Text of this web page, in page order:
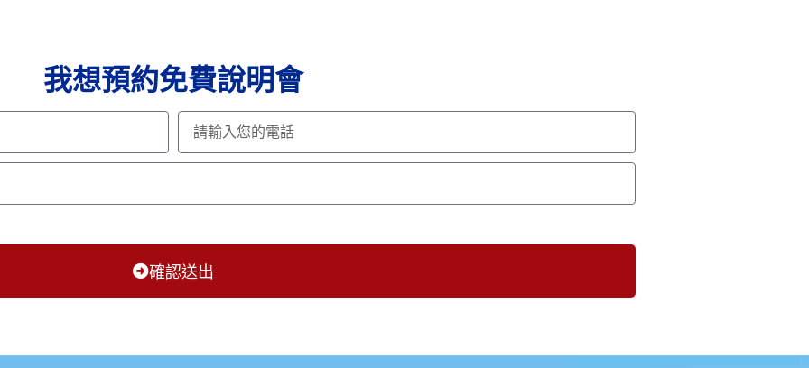
我想預約免費說明會
確認送出